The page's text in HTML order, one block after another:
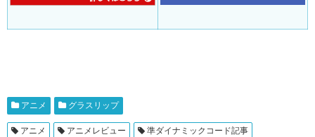
アニメ グラスリップ
アニメ アニメレビュー 準ダイナミックコード記事